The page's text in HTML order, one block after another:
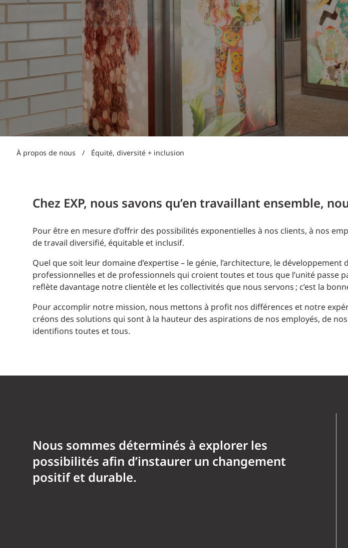
Production d’électricité + énergies renouvelables
Transport + distribution d’électricité
Biocarburants + valorisation énergétique des
EAU + DÉCHETS
DONNÉES
INDUSTRIEL
SCIENCES +
SANTÉ
Conception
INFRASTRUCTURES
Planification des
Ingénierie +
RÉALISATION DE PROJETS + PROGRAMMES
OPÉRATIONS
À propos de nous / Équité, diversité + inclusion
Chez EXP, nous savons qu’en travaillant ensemble,
Pour être en mesure d’offrir des possibilités exponentielles à nos clients, à nos
de travail diversifié, équitable et inclusif.
Quel que soit leur domaine d’expertise – le génie, l’architecture, le
professionnelles et de professionnels qui croient toutes et tous que l’unité
reflète davantage notre clientèle et les collectivités que nous servons ; c’est la
Pour accomplir notre mission, nous mettons à profit nos différences et notre
créons des solutions qui sont à la hauteur des aspirations de nos employés, de
identifions toutes et tous.
Nous sommes déterminés à explorer les
possibilités afin d’instaurer un changement
positif et durable.